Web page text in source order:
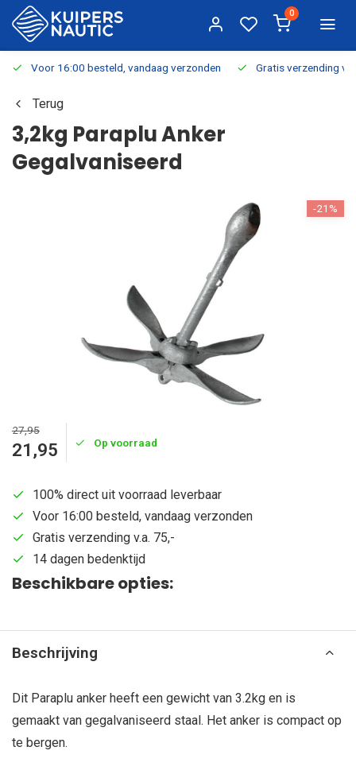
0
Voor 16:00 besteld, vandaag verzonden Gratis verzending
Terug
3,2kg Paraplu Anker
Gegalvaniseerd
-21%
27,95
21,95 Op voorraad
100% direct uit voorraad leverbaar
Voor 16:00 besteld, vandaag verzonden
Gratis verzending v.a. 75,-
14 dagen bedenktijd
Beschikbare opties:
Beschrijving
Dit Paraplu anker heeft een gewicht van 3.2kg en is
gemaakt van gegalvaniseerd staal. Het anker is compact op
te bergen.